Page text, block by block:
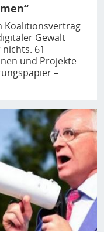
Koalitionsvertrag
Gewalt
61
und Projekte
–